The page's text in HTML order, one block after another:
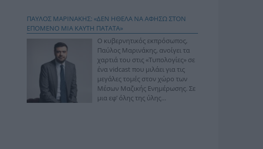
ΠΑΥΛΟΣ ΜΑΡΙΝΑΚΗΣ: «ΔΕΝ ΗΘΕΛΑ ΝΑ ΑΦΗΣΩ ΣΤΟΝ
ΕΠΟΜΕΝΟ ΜΙΑ ΚΑΥΤΗ ΠΑΤΑΤΑ»
Ο κυβερνητικός εκπρόσωπος,
Παύλος Μαρινάκης, ανοίγει τα
χαρτιά του στις «Τυπολογίες» σε
ένα vidcast που μιλάει για τις
μεγάλες τομές στον χώρο των
Μέσων Μαζικής Ενημέρωσης. Σε
μια εφ’ όλης της ύλης